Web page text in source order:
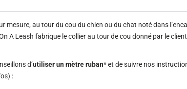
mesure, au tour du cou du chien ou du chat noté dans
A Leash fabrique le collier au tour de cou donné par le
d’utiliser un mètre ruban* et de suivre nos
: